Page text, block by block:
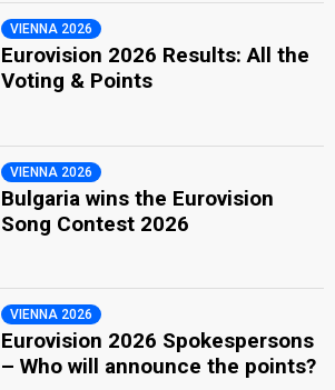
VIENNA 2026
Eurovision 2026 Results: All the
Voting & Points
VIENNA 2026
Bulgaria wins the Eurovision
Song Contest 2026
VIENNA 2026
Eurovision 2026 Spokespersons
– Who will announce the points?